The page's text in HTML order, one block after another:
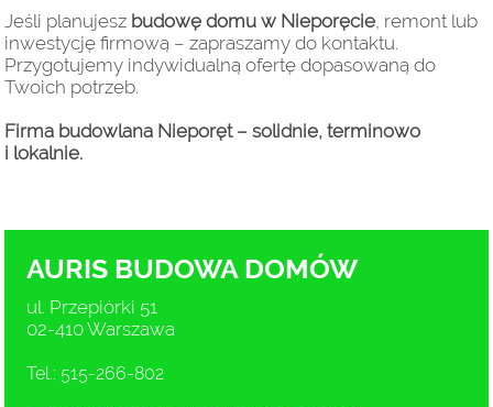
Jeśli planujesz budowę domu w Nieporęcie , remont lub
inwestycję firmową – zapraszamy do kontaktu.
Przygotujemy indywidualną ofertę dopasowaną do
Twoich potrzeb.
Firma budowlana Nieporęt – solidnie, terminowo
i lokalnie.
AURIS BUDOWA DOMÓW
ul. Przepiórki 51
02-410 Warszawa
Tel.: 515-266-802